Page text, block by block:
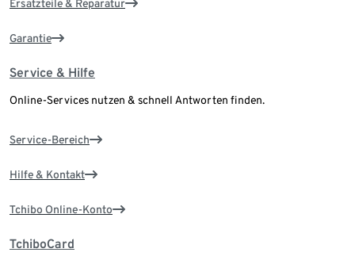
Ersatzteile & Reparatur
Garantie
Service & Hilfe
Online-Services nutzen & schnell Antworten finden.
Service-Bereich
Hilfe & Kontakt
Tchibo Online-Konto
TchiboCard